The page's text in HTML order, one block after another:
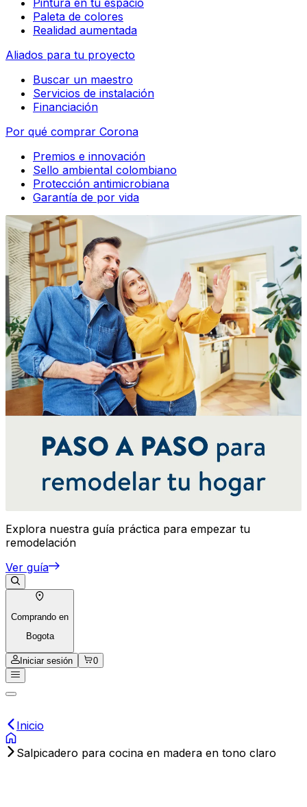
Pintura en tu espacio
Paleta de colores
Realidad aumentada
Aliados para tu proyecto
Buscar un maestro
Servicios de instalación
Financiación
Por qué comprar Corona
Premios e innovación
Sello ambiental colombiano
Protección antimicrobiana
Garantía de por vida
Explora nuestra guía práctica para empezar tu
remodelación
Ver guía
Comprando en
Bogota
Iniciar sesión 0
Inicio
Salpicadero para cocina en madera en tono claro